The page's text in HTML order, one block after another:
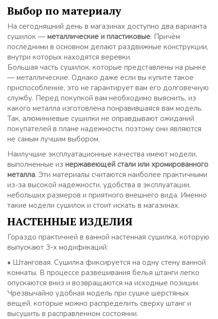
Выбор по материалу
На сегодняшний день в магазинах доступно два варианта
сушилок — металлические и пластиковые. Причём
последними в основном делают раздвижные конструкции,
внутри которых находятся веревки.
Большая часть сушилок, которые представлены на рынке
— металлические. Однако даже если вы купите такое
приспособление, это не гарантирует вам его долговечную
службу. Перед покупкой вам необходимо выяснить, из
какого металла изготовлена понравившаяся вам модель.
Так, алюминиевые сушилки не оправдывают ожиданий
покупателей в плане надежности, поэтому они являются
не самым лучшим выбором.
Наилучшие эксплуатационные качества имеют модели,
выполненные из нержавеющей стали или хромированного
металла. Эти материалы считаются наиболее практичными
из-за высокой надежности, удобства в эксплуатации,
небольших размеров и приятного внешнего вида. Именно
такие модели сушилок и стоит искать в магазинах.
НАСТЕННЫЕ ИЗДЕЛИЯ
Гораздо практичней в ванной настенная сушилка, которую
выпускают 3-х модификаций:
• Штанговая. Сушилка фиксируется на одну стену ванной
комнаты. В процессе развешивания белья штанги легко
опускаются вниз и возвращаются на исходные позиции.
Чрезвычайно удобная модель при сушке шерстяных
вещей, которые можно распределить сверху штанг и
высушить в расправленном состоянии.